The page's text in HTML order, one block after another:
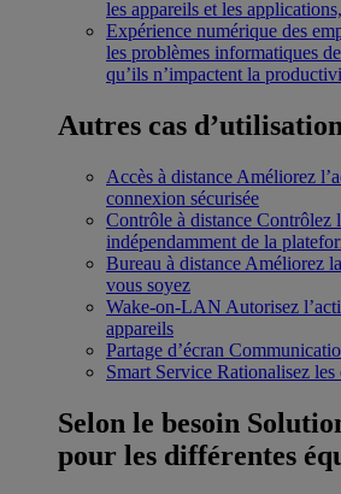
les appareils et les
Expérience numérique des
les problèmes informatiques
qu’ils n’impactent la
Autres cas d’utilisation
Accès à distance Améliorez
connexion sécurisée
Contrôle à distance Contrôlez
indépendamment de la
Bureau à distance Améliorez
vous soyez
Wake-on-LAN Autorisez
appareils
Partage d’écran
Smart Service Rationalisez les
Selon le besoin
pour les différentes